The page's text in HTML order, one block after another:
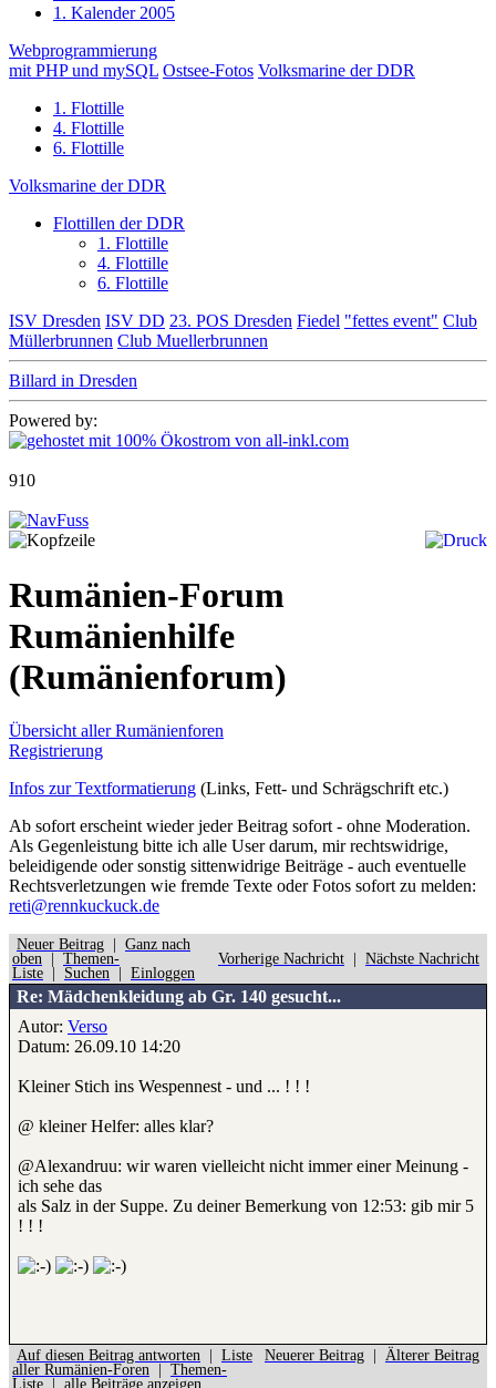
1. Kalender 2005
Webprogrammierung
mit PHP und mySQL Ostsee-Fotos Volksmarine der DDR
1. Flottille
4. Flottille
6. Flottille
Volksmarine der DDR
Flottillen der DDR
1. Flottille
4. Flottille
6. Flottille
ISV Dresden ISV DD 23. POS Dresden Fiedel "fettes event" Club
Müllerbrunnen Club Muellerbrunnen
Billard in Dresden
Powered by:
910
Rumänien-Forum
Rumänienhilfe
(Rumänienforum)
Übersicht aller Rumänienforen
Registrierung
Infos zur Textformatierung (Links, Fett- und Schrägschrift etc.)
Ab sofort erscheint wieder jeder Beitrag sofort - ohne Moderation.
Als Gegenleistung bitte ich alle User darum, mir rechtswidrige,
beleidigende oder sonstig sittenwidrige Beiträge - auch eventuelle
Rechtsverletzungen wie fremde Texte oder Fotos sofort zu melden:
reti@rennkuckuck.de
Neuer Beitrag
Ganz nach
oben
Themen-
Liste
Suchen Einloggen
Vorherige Nachricht Nächste Nachricht
Re: Mädchenkleidung ab Gr. 140 gesucht...
Autor: Verso
Datum: 26.09.10 14:20
Kleiner Stich ins Wespennest - und ... ! ! !
@ kleiner Helfer: alles klar?
@Alexandruu: wir waren vielleicht nicht immer einer Meinung -
ich sehe das
als Salz in der Suppe. Zu deiner Bemerkung von 12:53: gib mir 5
! ! !
Auf diesen Beitrag antworten
Liste
aller Rumänien-Foren
Themen-
Liste
alle Beiträge anzeigen
Neuerer Beitrag Älterer Beitrag